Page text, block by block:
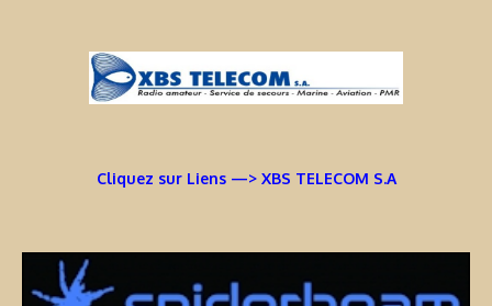
Cliquez sur Liens —> XBS TELECOM S.A